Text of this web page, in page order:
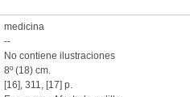
medicina
--
No contiene ilustraciones
8º (18) cm.
[16], 311, [17] p.